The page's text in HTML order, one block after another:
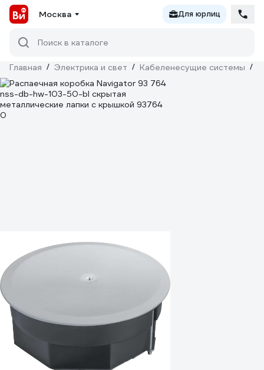
Москва Для юрлиц
Поиск в каталоге
Главная / Электрика и свет / Кабеленесущие системы /